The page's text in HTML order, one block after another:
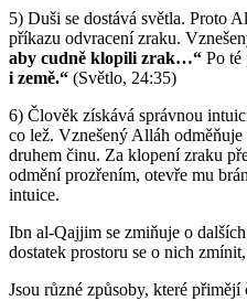
5) Duši se dostává světla. Proto
příkazu odvracení zraku.
aby cudně klopili zrak…“ Po té
i země.“ (Světlo, 24:35)
6) Člověk získává správnou
co lež. Vznešený Alláh
druhem činu. Za klopení zraku
odmění prozřením, otevře mu
intuice.
Ibn al-Qajjim se zmiňuje o
dostatek prostoru se o nich
Jsou různé způsoby, které